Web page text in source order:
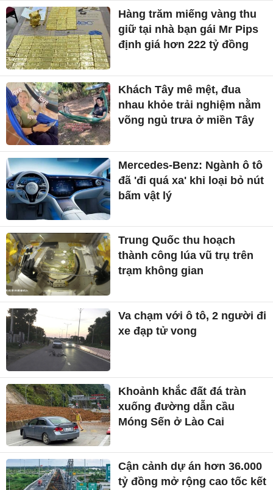
Hàng trăm miếng vàng thu
giữ tại nhà bạn gái Mr Pips
định giá hơn 222 tỷ đồng
Khách Tây mê mệt, đua
nhau khỏe trải nghiệm nằm
võng ngủ trưa ở miền Tây
Mercedes-Benz: Ngành ô tô
đã 'đi quá xa' khi loại bỏ nút
bấm vật lý
Trung Quốc thu hoạch
thành công lúa vũ trụ trên
trạm không gian
Va chạm với ô tô, 2 người đi
xe đạp tử vong
Khoảnh khắc đất đá tràn
xuống đường dẫn cầu
Móng Sến ở Lào Cai
Cận cảnh dự án hơn 36.000
tỷ đồng mở rộng cao tốc kết